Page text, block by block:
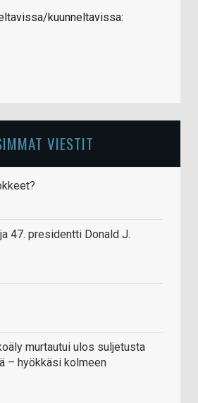
kuunneltavissa:
VIESTIT
47. presidentti Donald J.
murtautui ulos suljetusta
– hyökkäsi kolmeen